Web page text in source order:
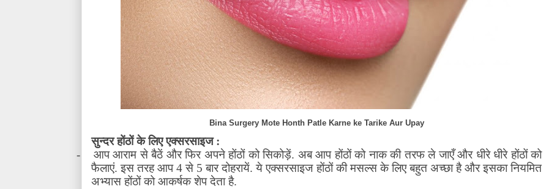
Bina Surgery Mote Honth Patle Karne ke Tarike Aur Upay
सुन्दर होंठों के लिए एक्सरसाइज :
-
आप आराम से बैठें और फिर अपने होंठों को सिकोड़ें. अब आप होंठों को नाक की तरफ ले जाएँ और धीरे धीरे होंठों को
फैलाएं. इस तरह आप 4 से 5 बार दोहरायें. ये एक्सरसाइज होंठों की मसल्स के लिए बहुत अच्छा है और इसका नियमित
अभ्यास होंठों को आकर्षक शेप देता है.